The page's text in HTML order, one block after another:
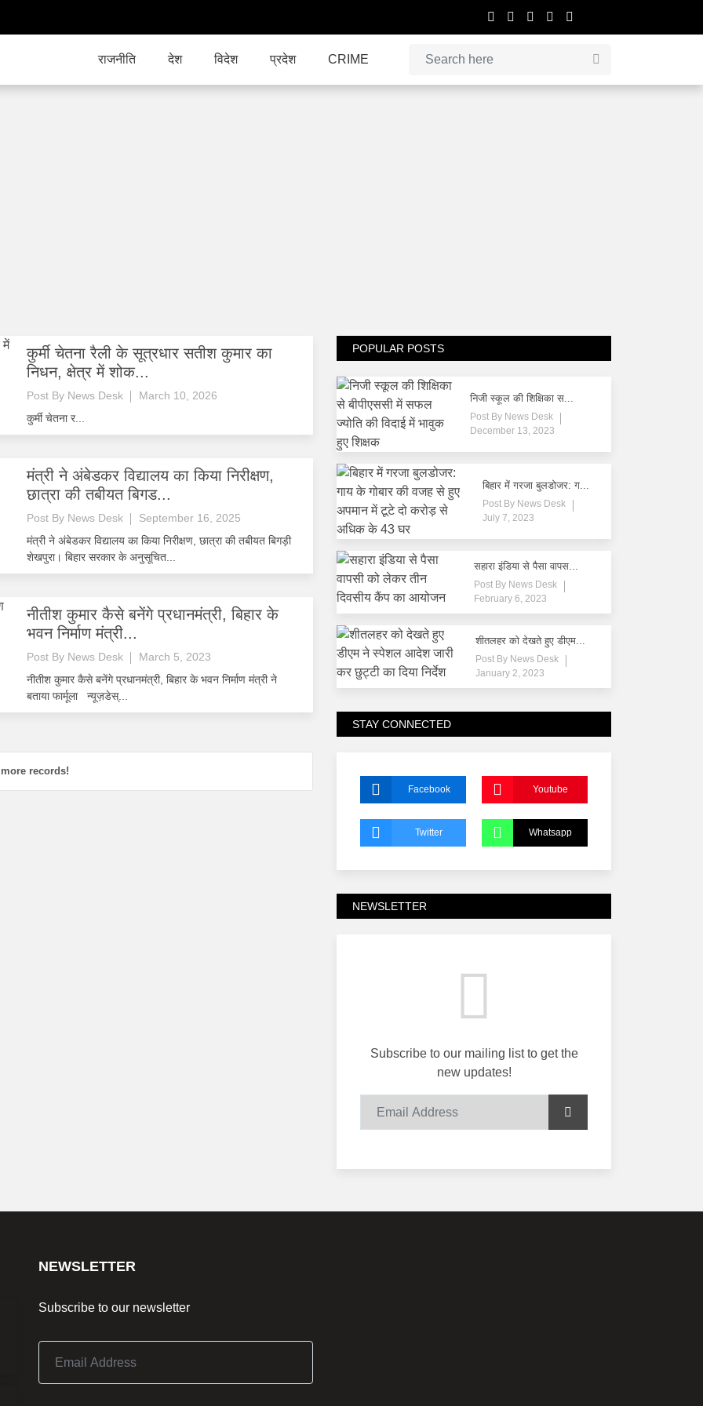
राजनीति देश विदेश प्रदेश CRIME
कुर्मी चेतना रैली के सूत्रधार सतीश कुमार का
निधन, क्षेत्र में शोक...
Post By News Desk
March 10, 2026
कुर्मी चेतना र...
मंत्री ने अंबेडकर विद्यालय का किया निरीक्षण,
छात्रा की तबीयत बिगड...
Post By News Desk
September 16, 2025
मंत्री ने अंबेडकर विद्यालय का किया निरीक्षण, छात्रा की तबीयत बिगड़ी
शेखपुरा। बिहार सरकार के अनुसूचित...
नीतीश कुमार कैसे बनेंगे प्रधानमंत्री, बिहार के
भवन निर्माण मंत्री...
Post By News Desk
March 5, 2023
नीतीश कुमार कैसे बनेंगे प्रधानमंत्री, बिहार के भवन निर्माण मंत्री ने
बताया फार्मूला न्यूज़डेस्...
records!
POPULAR POSTS
निजी स्कूल की शिक्षिका स...
Post By News Desk
December 13, 2023
बिहार में गरजा बुलडोजर: ग...
Post ByNews Desk
July 7, 2023
सहारा इंडिया से पैसा वापस...
Post By News Desk
February 6, 2023
शीतलहर को देखते हुए डीएम...
Post By News Desk
January 2, 2023
STAY CONNECTED
Facebook Youtube
Twitter Whatsapp
NEWSLETTER
Subscribe to our mailing list to get the
new updates!
NEWSLETTER
Subscribe to our newsletter